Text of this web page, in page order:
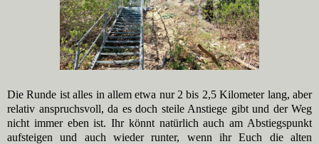
Die Runde ist alles in allem etwa nur 2 bis 2,5 Kilometer lang, aber
relativ anspruchsvoll, da es doch steile Anstiege gibt und der Weg
nicht immer eben ist. Ihr könnt natürlich auch am Abstiegspunkt
aufsteigen und auch wieder runter, wenn ihr Euch die alten